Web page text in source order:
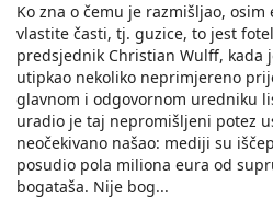
Ko zna o čemu je razmišljao,
vlastite časti, tj. guzice, to jest
predsjednik Christian Wulff, kada
utipkao nekoliko neprimjereno
glavnom i odgovornom uredniku
uradio je taj nepromišljeni potez
neočekivano našao: mediji su
posudio pola miliona eura od
bogataša. Nije bog...